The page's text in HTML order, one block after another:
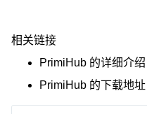
相关链接
PrimiHub 的详细介绍
PrimiHub 的下载地址